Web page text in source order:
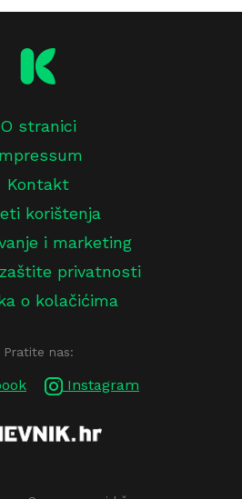
O stranici
Kontakt
korištenja
i marketing
privatnosti
o kolačićima
Pratite nas:
Instagram